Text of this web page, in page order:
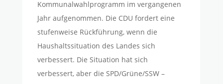
Kommunalwahlprogramm im vergangenen
Jahr aufgenommen. Die CDU fordert eine
stufenweise Rückführung, wenn die
Haushaltssituation des Landes sich
verbessert. Die Situation hat sich
verbessert, aber die SPD/Grüne/SSW –